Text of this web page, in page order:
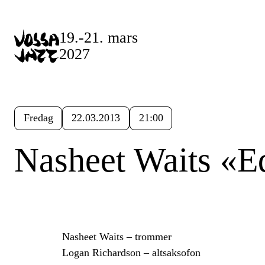
19.-21. mars
2027
Fredag 22.03.2013 21:00
Nasheet Waits
Nasheet Waits – trommer
Logan Richardson – altsaksofon